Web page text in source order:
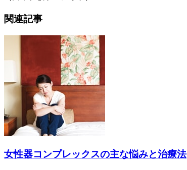
関連記事
女性器コンプレックスの主な悩みと治療法